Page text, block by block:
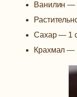
Ванилин —
Сахар — 1
Крахмал —